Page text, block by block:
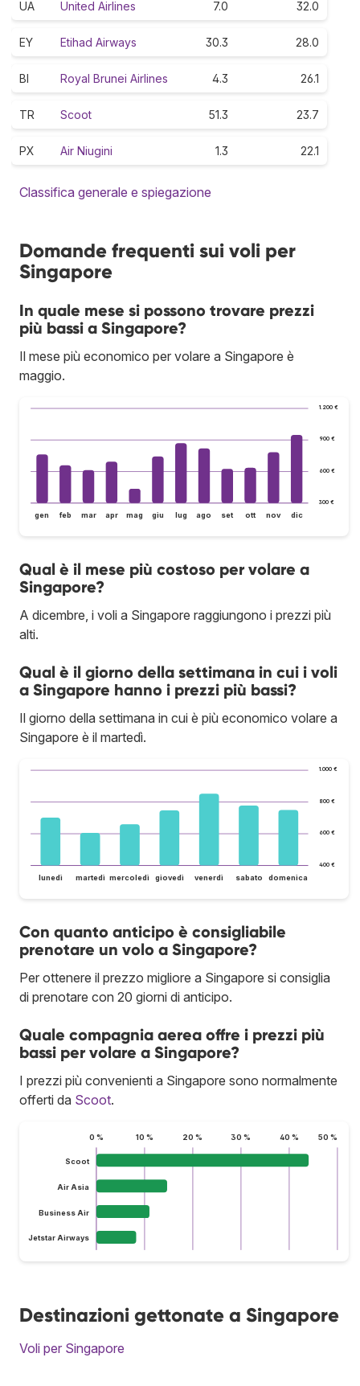
UA United Airlines 7.0 32.0
EY Etihad Airways 30.3 28.0
BI Royal Brunei Airlines 4.3 26.1
TR Scoot 51.3 23.7
PX Air Niugini 1.3 22.1
Classifica generale e spiegazione
Domande frequenti sui voli per
Singapore
In quale mese si possono trovare prezzi
più bassi a Singapore?
Il mese più economico per volare a Singapore è
maggio.
300 €
600 €
900 €
1.200 €
gen feb mar apr mag giu lug ago set ott nov dic
Qual è il mese più costoso per volare a
Singapore?
A dicembre, i voli a Singapore raggiungono i prezzi più
alti.
Qual è il giorno della settimana in cui i voli
a Singapore hanno i prezzi più bassi?
Il giorno della settimana in cui è più economico volare a
Singapore è il martedì.
400 €
600 €
800 €
1.000 €
lunedì martedì mercoledì giovedì venerdì sabato domenica
Con quanto anticipo è consigliabile
prenotare un volo a Singapore?
Per ottenere il prezzo migliore a Singapore si consiglia
di prenotare con 20 giorni di anticipo.
Quale compagnia aerea offre i prezzi più
bassi per volare a Singapore?
I prezzi più convenienti a Singapore sono normalmente
offerti da Scoot.
0 % 10 % 20 % 30 % 40 % 50 %
Scoot
Air Asia
Business Air
Jetstar Airways
Destinazioni gettonate a Singapore
Voli per Singapore